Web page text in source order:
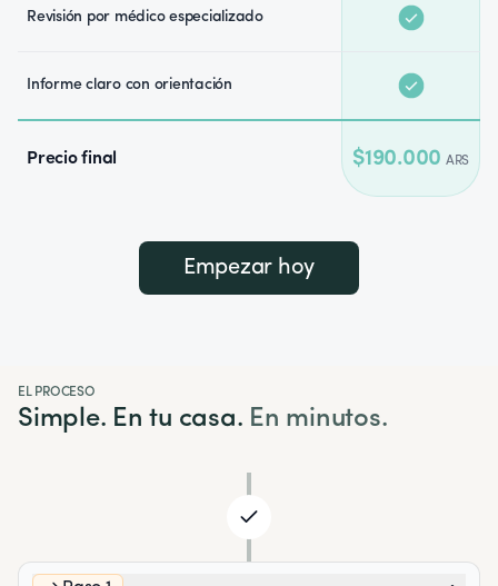
Revisión por médico especializado
Informe claro con orientación
Precio final $190.000 ARS
Empezar hoy
EL PROCESO
Simple. En tu casa. En minutos.